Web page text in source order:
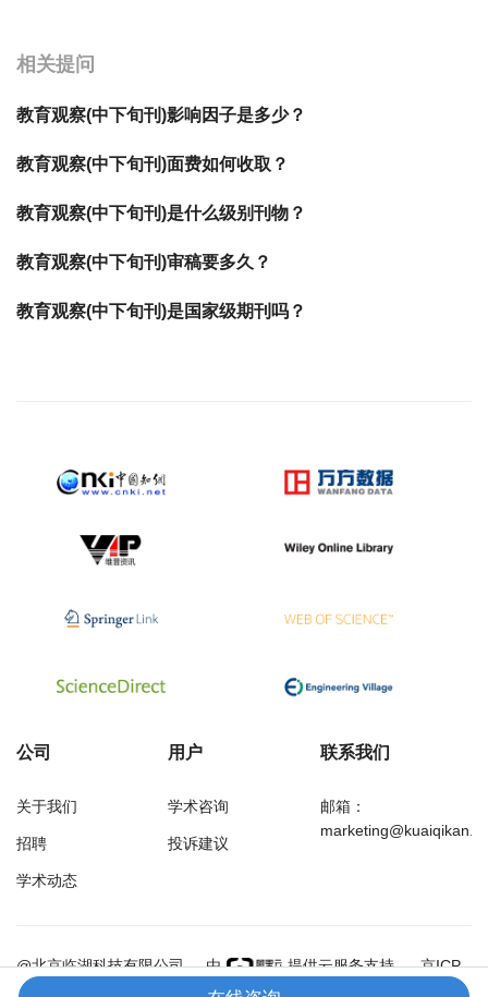
相关提问
教育观察(中下旬刊)影响因子是多少？
教育观察(中下旬刊)面费如何收取？
教育观察(中下旬刊)是什么级别刊物？
教育观察(中下旬刊)审稿要多久？
教育观察(中下旬刊)是国家级期刊吗？
公司
关于我们
招聘
学术动态
用户
学术咨询
投诉建议
联系我们
邮箱：
@北京临湖科技有限公司 由 提供云服务支持
京ICP
备18002349号-1